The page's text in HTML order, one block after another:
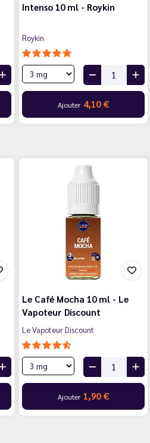
Intenso 10 ml - Roykin
Roykin
Ajouter 4,10 €
Le Café Mocha 10 ml - Le
Vapoteur Discount
Le Vapoteur Discount
Ajouter 1,90 €